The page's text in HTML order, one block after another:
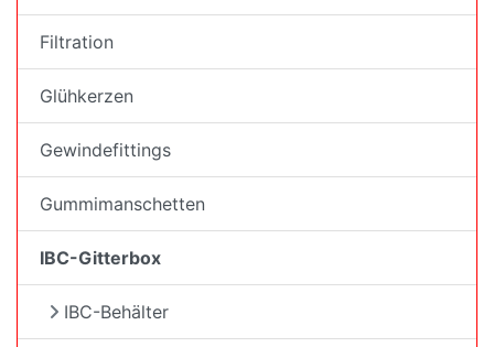
Filtration
Glühkerzen
Gewindefittings
Gummimanschetten
IBC-Gitterbox
IBC-Behälter